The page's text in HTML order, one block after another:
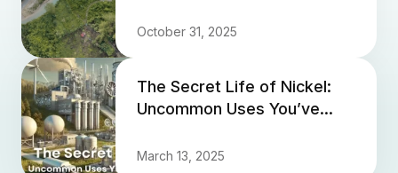
Projects (PSN) 2024
October 31, 2025
The Secret Life of Nickel:
Uncommon Uses You’ve
March 13, 2025